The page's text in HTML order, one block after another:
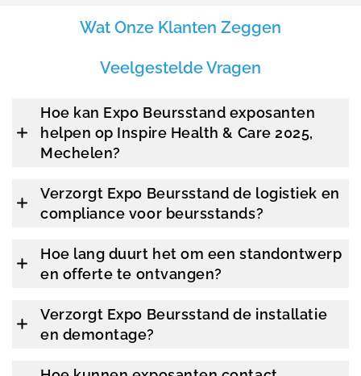
Wat Onze Klanten Zeggen
Veelgestelde Vragen
Hoe kan Expo Beursstand exposanten
helpen op Inspire Health & Care 2025,
Mechelen?
Verzorgt Expo Beursstand de logistiek en
compliance voor beursstands?
Hoe lang duurt het om een standontwerp
en offerte te ontvangen?
Verzorgt Expo Beursstand de installatie
en demontage?